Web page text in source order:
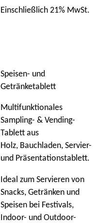
Einschließlich 21% MwSt.
Speisen- und
Getränketablett
Multifunktionales
Sampling- & Vending-
Tablett aus
Holz, Bauchladen, Servier-
und Präsentationstablett.
Ideal zum Servieren von
Snacks, Getränken und
Speisen bei Festivals,
Indoor- und Outdoor-